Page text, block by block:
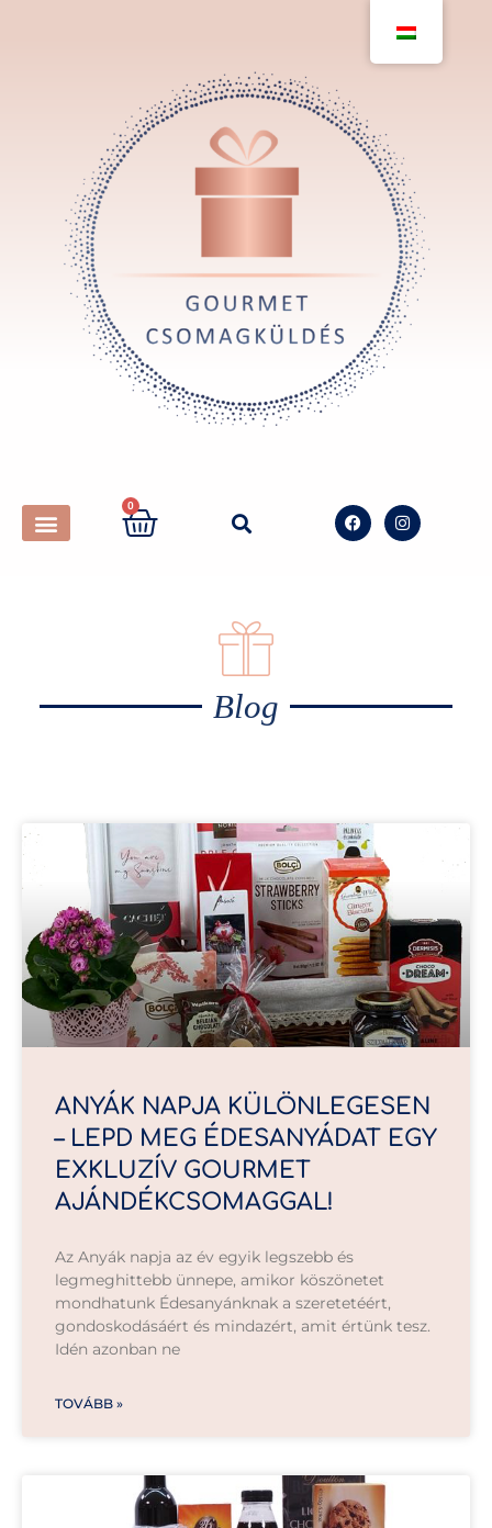
0
Blog
ANYÁK NAPJA KÜLÖNLEGESEN
– LEPD MEG ÉDESANYÁDAT EGY
EXKLUZÍV GOURMET
AJÁNDÉKCSOMAGGAL!
Az Anyák napja az év egyik legszebb és
legmeghittebb ünnepe, amikor köszönetet
mondhatunk Édesanyánknak a szeretetéért,
gondoskodásáért és mindazért, amit értünk tesz.
Idén azonban ne
TOVÁBB »